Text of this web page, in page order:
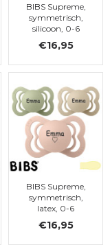
BIBS Supreme,
symmetrisch,
silicoon, 0-6
1)
€16,95
BIBS Supreme,
symmetrisch,
latex, 0-6
maanden (maat
1)
€16,95